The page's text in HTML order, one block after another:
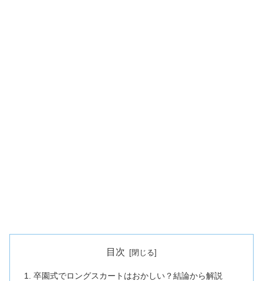
目次
卒園式でロングスカートはおかしい？結論から解説